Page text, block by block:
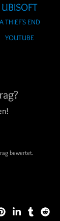
UBISOFT
THIEF'S END
YOUTUBE
bewertet.